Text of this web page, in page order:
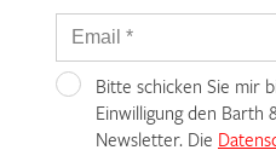
Bitte schicken Sie mir
Einwilligung den Barth
Newsletter. Die